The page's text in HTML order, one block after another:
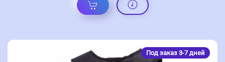
Под заказ 3-7 дней